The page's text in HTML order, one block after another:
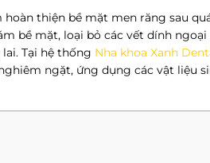
thiện bề mặt men răng sau
bề mặt, loại bỏ các vết dính ngoại
Tại hệ thống Nha khoa Xanh
ngặt, ứng dụng các vật liệu